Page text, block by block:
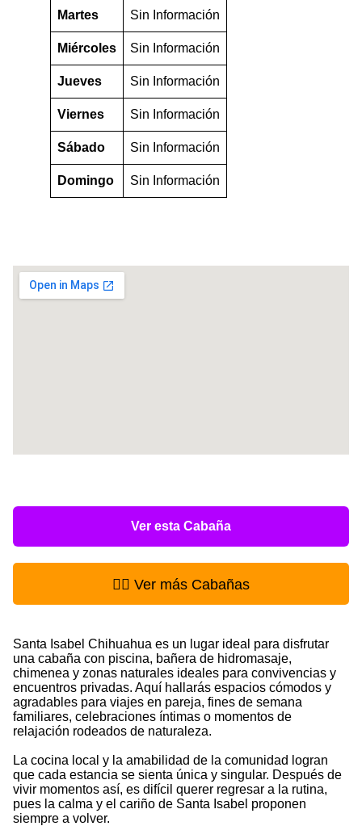
Martes Sin Información
Miércoles Sin Información
Jueves Sin Información
Viernes Sin Información
Sábado Sin Información
Domingo Sin Información
Ver esta Cabaña
👉🏻 Ver más Cabañas
Santa Isabel Chihuahua es un lugar ideal para disfrutar
una cabaña con piscina, bañera de hidromasaje,
chimenea y zonas naturales ideales para convivencias y
encuentros privadas. Aquí hallarás espacios cómodos y
agradables para viajes en pareja, fines de semana
familiares, celebraciones íntimas o momentos de
relajación rodeados de naturaleza.
La cocina local y la amabilidad de la comunidad logran
que cada estancia se sienta única y singular. Después de
vivir momentos así, es difícil querer regresar a la rutina,
pues la calma y el cariño de Santa Isabel proponen
siempre a volver.